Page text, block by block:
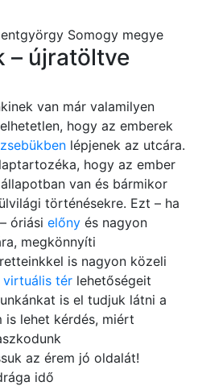
Somogy megye
– újratöltve
van már valamilyen
hogy az emberek
lépjenek az utcára.
hogy az ember
van és bármikor
történésekre. Ezt – ha
óriási előny és nagyon
megkönnyíti
is nagyon közeli
virtuális tér lehetőségeit
is el tudjuk látni a
is lehet kérdés, miért
az érem jó oldalát!
idő